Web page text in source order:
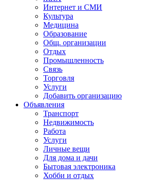
Интернет и СМИ
Культура
Медицина
Образование
Общ. организации
Отдых
Промышленность
Связь
Торговля
Услуги
Добавить организацию
Объявления
Транспорт
Недвижимость
Работа
Услуги
Личные вещи
Для дома и дачи
Бытовая электроника
Хобби и отдых